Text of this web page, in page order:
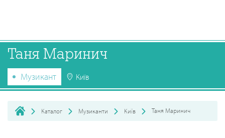
Таня Маринич
Музикант Київ
Каталог Музиканти Київ Таня Маринич